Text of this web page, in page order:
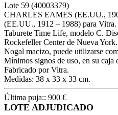
Lote 59 (40003379)
CHARLES EAMES (EE.UU.,
(EE.UU., 1912 – 1988) para Vitra.
Taburete Time Life, modelo C.
Rockefeller Center de Nueva York.
Nogal macizo, puede utilizarse
Mínimos signos de uso, en su caja
Fabricado por Vitra.
Medidas: 38 x 33 x 33 cm.
Última puja:: 900 €
LOTE ADJUDICADO